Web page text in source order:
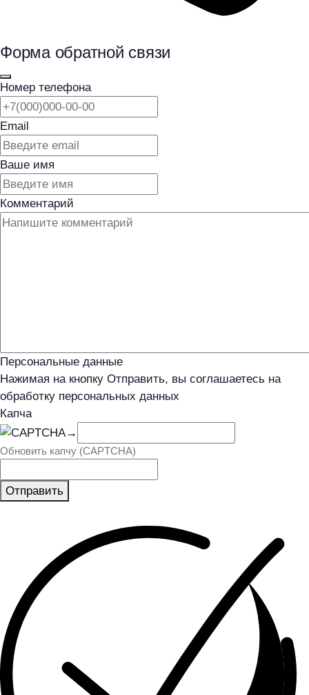
Форма обратной связи
Номер телефона
Email
Ваше имя
Комментарий
Персональные данные
Нажимая на кнопку Отправить, вы соглашаетесь на
обработку персональных данных
Капча
→
Обновить капчу (CAPTCHA)
Отправить